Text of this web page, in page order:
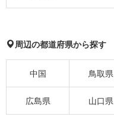
周辺の都道府県から探す
中国 鳥取県
広島県 山口県